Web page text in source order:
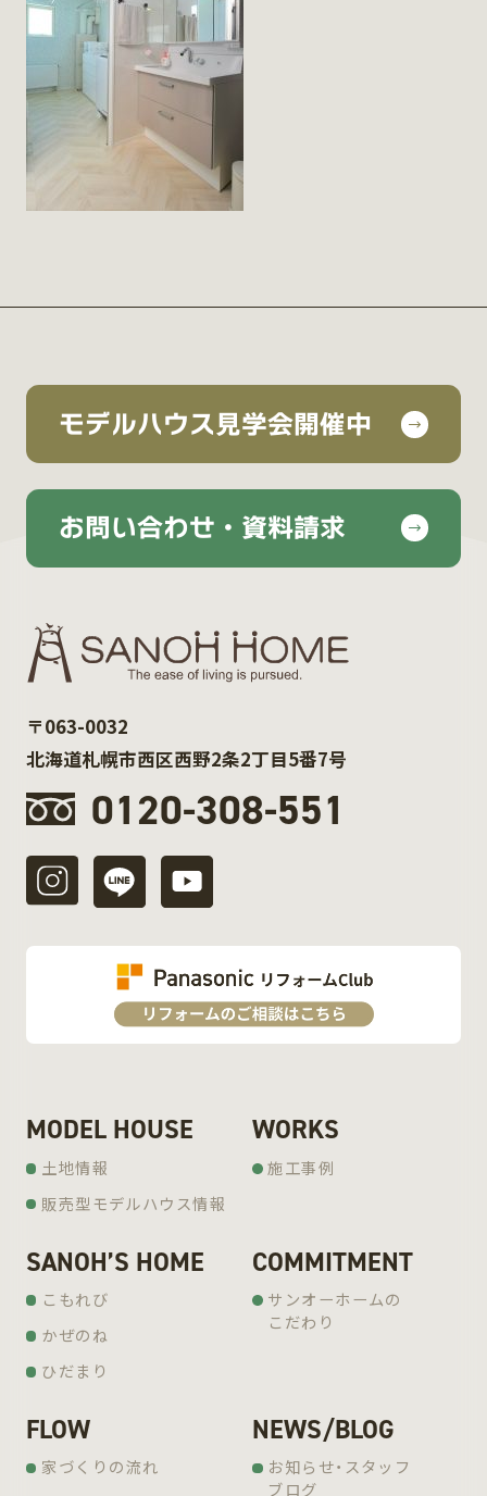
モデルハウス見学会開催中
お問い合わせ・資料請求
〒063-0032
北海道札幌市西区西野2条2丁目5番7号
0120-308-551
MODEL HOUSE
土地情報
販売型モデルハウス情報
WORKS
施工事例
SANOH’S HOME
こもれび
かぜのね
ひだまり
COMMITMENT
サンオーホームの
こだわり
FLOW
家づくりの流れ
NEWS/BLOG
お知らせ・スタッフ
ブログ